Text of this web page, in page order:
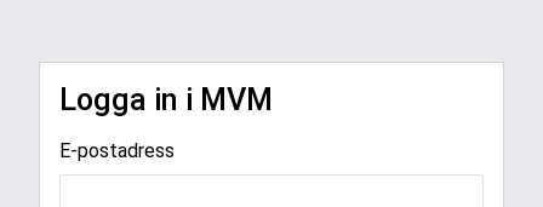
Logga in i MVM
E-postadress